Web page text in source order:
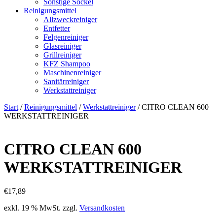
Sonstige Sockel
Reinigungsmittel
Allzweckreiniger
Entfetter
Felgenreiniger
Glasreiniger
Grillreiniger
KFZ Shampoo
Maschinenreiniger
Sanitärreiniger
Werkstattreiniger
Start /Reinigungsmittel /Werkstattreiniger/ CITRO CLEAN 600
WERKSTATTREINIGER
CITRO CLEAN 600
WERKSTATTREINIGER
€17,89
exkl. 19 % MwSt. zzgl. Versandkosten